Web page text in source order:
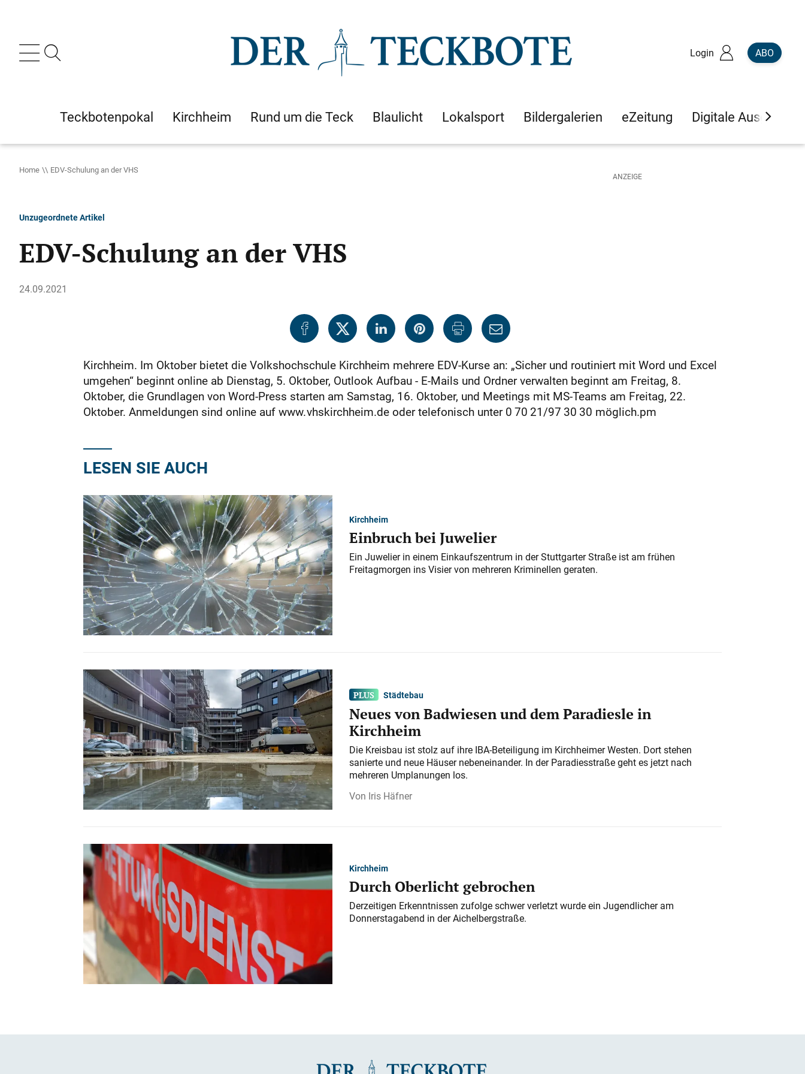
Login ABO
Teckbotenpokal Kirchheim Rund um die Teck Blaulicht Lokalsport Bildergalerien eZeitung Digitale Ausgaben
Home EDV-Schulung an der VHS
Unzugeordnete Artikel
EDV-Schulung an der VHS
24.09.2021
Kirchheim. Im Oktober bietet die Volkshochschule Kirchheim mehrere EDV-Kurse an: „Sicher und routiniert mit Word und Excel
umgehen“ beginnt online ab Dienstag, 5. Oktober, Outlook Aufbau - E-Mails und Ordner verwalten beginnt am Freitag, 8.
Oktober, die Grundlagen von Word-Press starten am Samstag, 16. Oktober, und Meetings mit MS-Teams am Freitag, 22.
Oktober. Anmeldungen sind online auf www. vhskirchheim.de oder telefonisch unter 0 70 21/97 30 30 möglich.pm
LESEN SIE AUCH
Kirchheim
Einbruch bei Juwelier
Ein Juwelier in einem Einkaufszentrum in der Stuttgarter Straße ist am frühen
Freitagmorgen ins Visier von mehreren Kriminellen geraten.
Städtebau
Neues von Badwiesen und dem Paradiesle in
Kirchheim
Die Kreisbau ist stolz auf ihre IBA-Beteiligung im Kirchheimer Westen. Dort stehen
sanierte und neue Häuser nebeneinander. In der Paradiesstraße geht es jetzt nach
mehreren Umplanungen los.
Iris Häfner
Kirchheim
Durch Oberlicht gebrochen
Derzeitigen Erkenntnissen zufolge schwer verletzt wurde ein Jugendlicher am
Donnerstagabend in der Aichelbergstraße.